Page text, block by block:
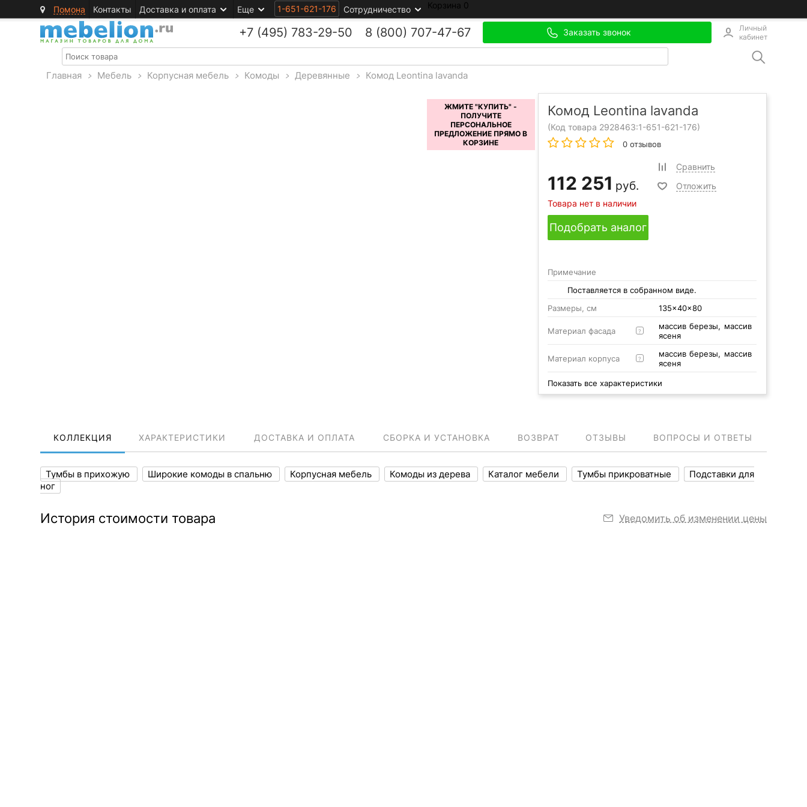
Помона Контакты Доставка и оплата Еще 1-651-621-176 Сотрудничество Корзина 0
+7 (495) 783-29-50 8 (800) 707-47-67 Заказать звонок
Личный
кабинет
Главная > Мебель > Корпусная мебель > Комоды > Деревянные > Комод Leontina lavanda
Комод Leontina lavanda
(Код товара 2928463:1-651-621-176)
0 отзывов
112 251 руб.
Товара нет в наличии
Сравнить
Отложить
Подобрать аналог
Примечание
Поставляется в собранном виде.
Размеры, см
135x40x80
Материал фасада ?
массив березы, массив
ясеня
Материал корпуса ?
массив березы, массив
ясеня
Показать все характеристики
КОЛЛЕКЦИЯ ХАРАКТЕРИСТИКИ ДОСТАВКА И ОПЛАТА СБОРКА И УСТАНОВКА ВОЗВРАТ ОТЗЫВЫ ВОПРОСЫ И ОТВЕТЫ
Тумбы в прихожую Широкие комоды в спальню Корпусная мебель Комоды из дерева Каталог мебели Тумбы прикроватные
Подставки для
ног
История стоимости товара Уведомить об изменении цены